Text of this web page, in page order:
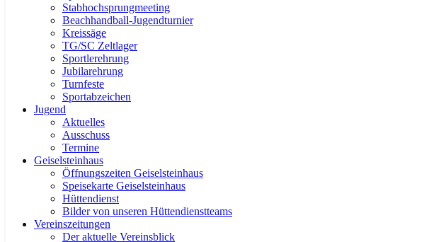
Stabhochsprungmeeting
Beachhandball-Jugendturnier
Kreissäge
TG/SC Zeltlager
Sportlerehrung
Jubilarehrung
Turnfeste
Sportabzeichen
Jugend
Aktuelles
Ausschuss
Termine
Geiselsteinhaus
Öffnungszeiten Geiselsteinhaus
Speisekarte Geiselsteinhaus
Hüttendienst
Bilder von unseren Hüttendienstteams
Vereinszeitungen
Der aktuelle Vereinsblick